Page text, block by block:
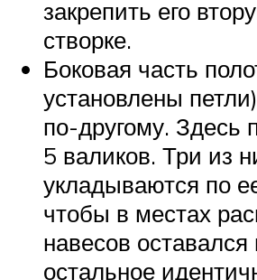
закрепить его
створке.
Боковая часть
установлены
по-другому. Здесь
5 валиков. Три из
укладываются по
чтобы в местах
навесов
остальное